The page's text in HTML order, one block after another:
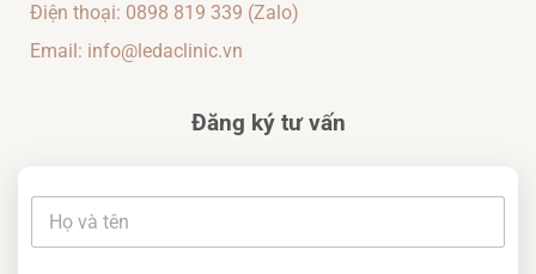
Điện thoại: 0898 819 339 (Zalo)
Email: info@ledaclinic.vn
Đăng ký tư vấn
t
n